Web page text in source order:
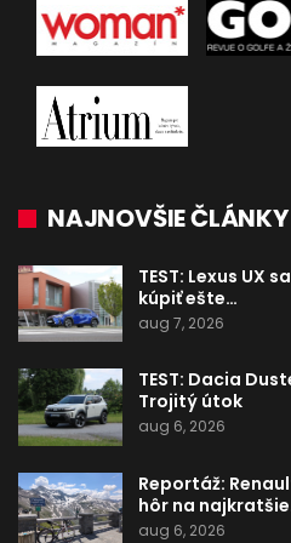
NAJNOVŠIE ČLÁNKY
TEST: Lexus UX
kúpiť ešte…
aug 7, 2026
TEST: Dacia
Trojitý útok
aug 6, 2026
Reportáž:
hôr na
aug 6, 2026